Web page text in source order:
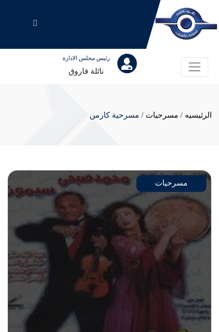
رئيس مجلس الادارة
نائلة فاروق
الرئيسيه / مسرحيات / مسرحية كارمن
مسرحيات